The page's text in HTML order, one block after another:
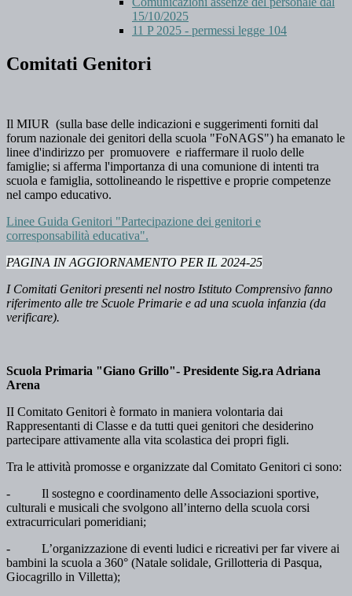
15/10/2025
11 P 2025 - permessi legge 104
Comitati Genitori
Il MIUR (sulla base delle indicazioni e suggerimenti forniti dal
forum nazionale dei genitori della scuola "FoNAGS") ha emanato le
linee d'indirizzo per promuovere e riaffermare il ruolo delle
famiglie; si afferma l'importanza di una comunione di intenti tra
scuola e famiglia, sottolineando le rispettive e proprie competenze
nel campo educativo.
Linee Guida Genitori "Partecipazione dei genitori e
corresponsabilità educativa".
PAGINA IN AGGIORNAMENTO PER IL 2024-25
I Comitati Genitori presenti nel nostro Istituto Comprensivo fanno
riferimento alle tre Scuole Primarie e ad una scuola infanzia (da
verificare).
Scuola Primaria "Giano Grillo"- Presidente Sig.ra Adriana
Arena
II Comitato Genitori è formato in maniera volontaria dai
Rappresentanti di Classe e da tutti quei genitori che desiderino
partecipare attivamente alla vita scolastica dei propri figli.
Tra le attività promosse e organizzate dal Comitato Genitori ci sono:
-
Il sostegno e coordinamento delle Associazioni sportive,
culturali e musicali che svolgono all’interno della scuola corsi
extracurriculari pomeridiani;
-
L’organizzazione di eventi ludici e ricreativi per far vivere ai
bambini la scuola a 360° (Natale solidale, Grillotteria di Pasqua,
Giocagrillo in Villetta);